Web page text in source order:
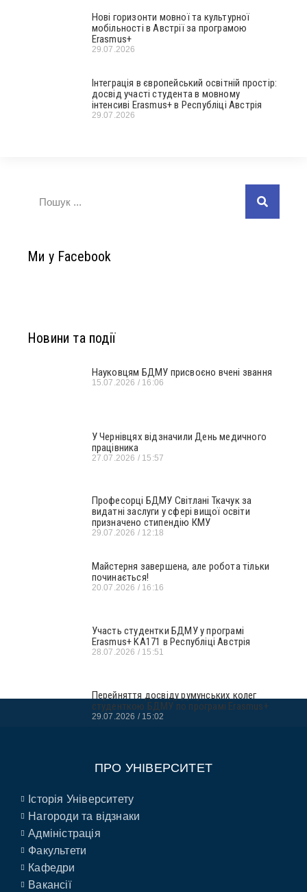
Нові горизонти мовної та культурної
мобільності в Австрії за програмою
Erasmus+
29.07.2026
Інтеграція в європейський освітній простір:
досвід участі студента в мовному
інтенсиві Erasmus+ в Республіці Австрія
29.07.2026
Ми у Facebook
Новини та події
Науковцям БДМУ присвоєно вчені звання
15.07.2026 16:06
У Чернівцях відзначили День медичного
працівника
27.07.2026 15:57
Професорці БДМУ Світлані Ткачук за
видатні заслуги у сфері вищої освіти
призначено стипендію КМУ
29.07.2026 12:18
Майстерня завершена, але робота тільки
починається!
20.07.2026 16:16
Участь студентки БДМУ у програмі
Erasmus+ KA171 в Республіці Австрія
28.07.2026 15:51
Перейняття досвіду румунських колег
студенткою БДМУ по програмі Erasmus+
29.07.2026 15:02
ПРО УНІВЕРСИТЕТ
Історія Університету
Нагороди та відзнаки
Адміністрація
Факультети
Кафедри
Вакансії